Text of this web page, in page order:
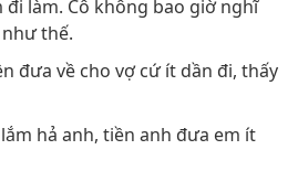
làm. Cô không bao giờ nghĩ
thế.
đưa về cho vợ cứ ít dần đi, thấy
hả anh, tiền anh đưa em ít